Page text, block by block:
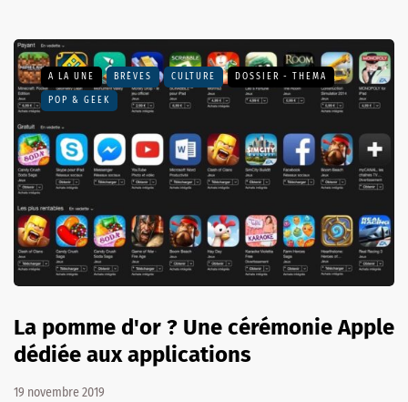
A LA UNE BRÈVES CULTURE DOSSIER - THEMA
POP & GEEK
La pomme d'or ? Une cérémonie Apple
dédiée aux applications
19 novembre 2019